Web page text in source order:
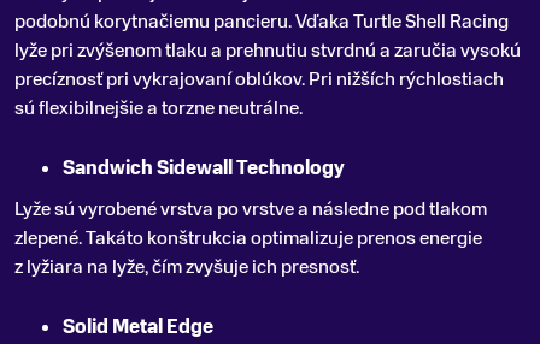
podobnú korytnačiemu pancieru. Vďaka Turtle Shell Racing
lyže pri zvýšenom tlaku a prehnutiu stvrdnú a zaručia vysokú
precíznosť pri vykrajovaní oblúkov. Pri nižších rýchlostiach
sú flexibilnejšie a torzne neutrálne.
Sandwich Sidewall Technology
Lyže sú vyrobené vrstva po vrstve a následne pod tlakom
zlepené. Takáto konštrukcia optimalizuje prenos energie
z lyžiara na lyže, čím zvyšuje ich presnosť.
Solid Metal Edge